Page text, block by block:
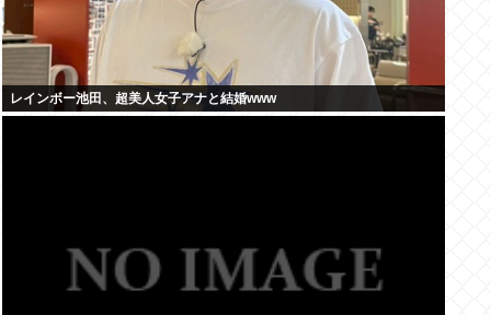
レインボー池田、超美人女子アナと結婚www